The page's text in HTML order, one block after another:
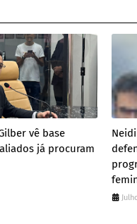
vê base
já procuram